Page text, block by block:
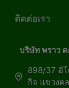
ติดต่อเรา
บริษัท พราว
898/37 อี
กิจ แขวงค